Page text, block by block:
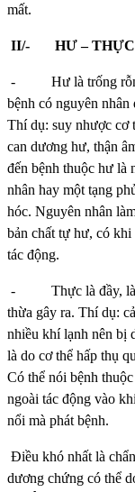
mất.
II/- HƯ – THỰC
-
Hư là trống
bệnh có nguyên
Thí dụ: suy nhược cơ
can dương hư, thận
đến bệnh thuộc hư là
nhân hay một tạng
hóc. Nguyên nhân
bản chất tự hư, có
tác động.
-
Thực là đầy,
thừa gây ra. Thí dụ:
nhiều khí lạnh nên bị
là do cơ thể hấp thụ
Có thể nói bệnh
ngoài tác động vào
nổi mà phát bệnh.
Điều khó nhất là
dương chứng có thể